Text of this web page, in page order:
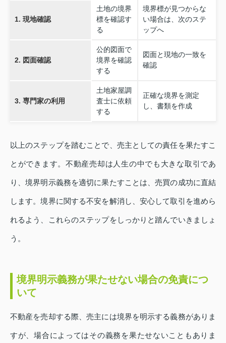
1. 現地確認
土地の境界
標を確認す
る
境界標が見つからな
い場合は、次のステ
ップへ
2. 図面確認
公的図面で
境界を確認
する
図面と現地の一致を
確認
3. 専門家の利用
土地家屋調
査士に依頼
する
正確な境界を測定
し、書類を作成
以上のステップを踏むことで、売主としての責任を果たすこ
とができます。不動産売却は人生の中でも大きな取引であ
り、境界明示義務を適切に果たすことは、売買の成功に直結
します。境界に関する不安を解消し、安心して取引を進めら
れるよう、これらのステップをしっかりと踏んでいきましょ
う。
境界明示義務が果たせない場合の免責につ
いて
不動産を売却する際、売主には境界を明示する義務がありま
すが、場合によってはその義務を果たせないこともありま